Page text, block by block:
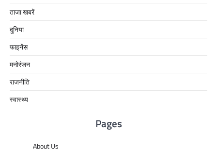
ताजा खबरें
दुनिया
फाइनेंस
मनोरंजन
राजनीति
स्वास्थ्य
Pages
About Us